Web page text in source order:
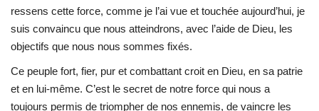
La Bourse Nasser pour le leadership
international
Actualités
Équipe de travail
ressens cette force, comme je l’ai vue et touchée aujourd’hui, je
suis convaincu que nous atteindrons, avec l’aide de Dieu, les
objectifs que nous nous sommes fixés.
Ce peuple fort, fier, pur et combattant croit en Dieu, en sa patrie
et en lui-même. C’est le secret de notre force qui nous a
toujours permis de triompher de nos ennemis, de vaincre les